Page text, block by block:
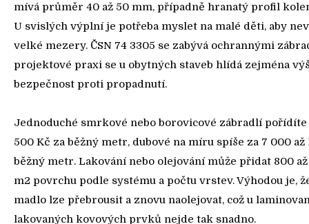
mívá průměr 40 až 50 mm, případně hranatý profil
U svislých výplní je potřeba myslet na malé děti, aby
velké mezery. ČSN 74 3305 se zabývá ochrannými
projektové praxi se u obytných staveb hlídá zejména
bezpečnost proti propadnutí.
Jednoduché smrkové nebo borovicové zábradlí pořídíte
500 Kč za běžný metr, dubové na míru spíše za 7 000 až
běžný metr. Lakování nebo olejování může přidat 800 až
m2 povrchu podle systému a počtu vrstev. Výhodou je,
madlo lze přebrousit a znovu naolejovat, což u
lakovaných kovových prvků nejde tak snadno.